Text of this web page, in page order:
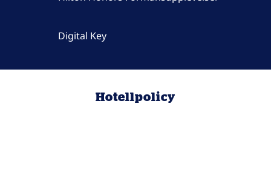
Digital Key
Hotellpolicy